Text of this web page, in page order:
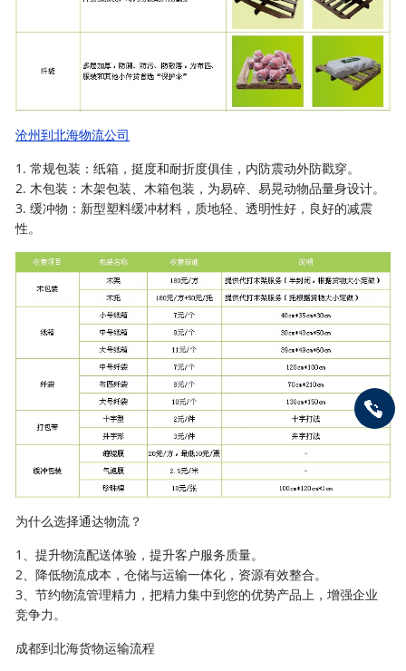
沧州到北海物流公司
1. 常规包装：纸箱，挺度和耐折度俱佳，内防震动外防戳穿。
2. 木包装：木架包装、木箱包装，为易碎、易晃动物品量身设计。
3. 缓冲物：新型塑料缓冲材料，质地轻、透明性好，良好的减震
性。
为什么选择通达物流？
1、提升物流配送体验，提升客户服务质量。
2、降低物流成本，仓储与运输一体化，资源有效整合。
3、节约物流管理精力，把精力集中到您的优势产品上，增强企业
竞争力。
成都到北海货物运输流程